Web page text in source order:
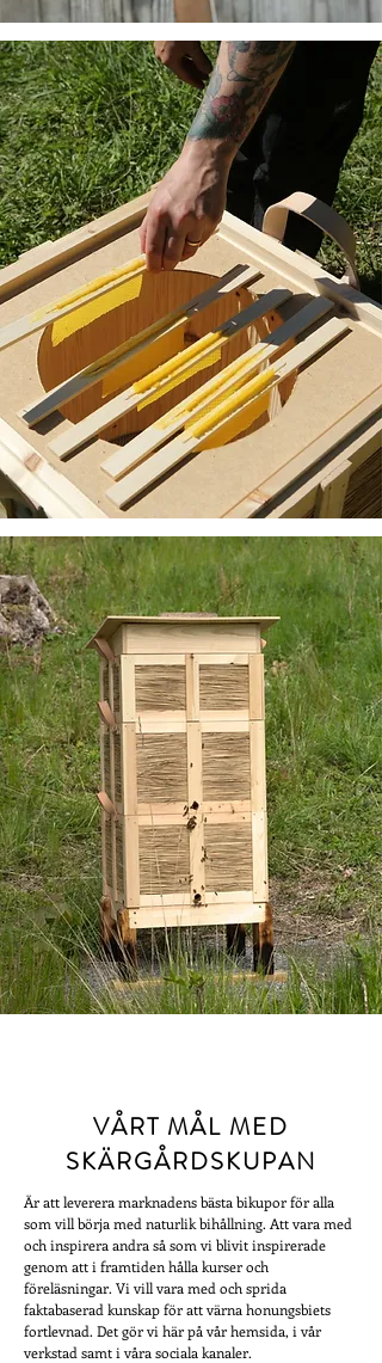
VÅRT MÅL MED
SKÄRGÅRDSKUPAN
Är att leverera marknadens bästa bikupor för alla
som vill börja med naturlik bihållning. Att vara med
och inspirera andra så som vi blivit inspirerade
genom att i framtiden hålla kurser och
föreläsningar. Vi vill vara med och sprida
faktabaserad kunskap för att värna honungsbiets
fortlevnad. Det gör vi här på vår hemsida, i vår
verkstad samt i våra sociala kanaler.